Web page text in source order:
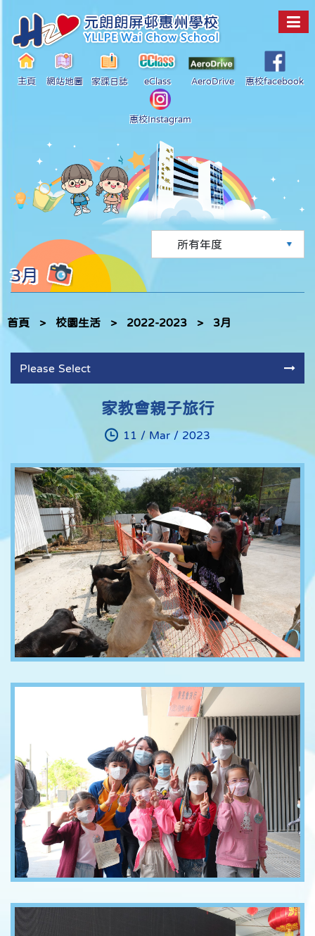
主頁 網站地圖 家課日誌 eClass AeroDrive 惠校facebook
惠校Instagram
3月
首頁 > 校園生活 > 2022-2023 > 3月
Please Select
家教會親子旅行
11 / Mar / 2023